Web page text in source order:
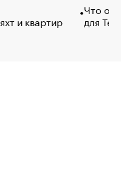
и квартир
Что
для